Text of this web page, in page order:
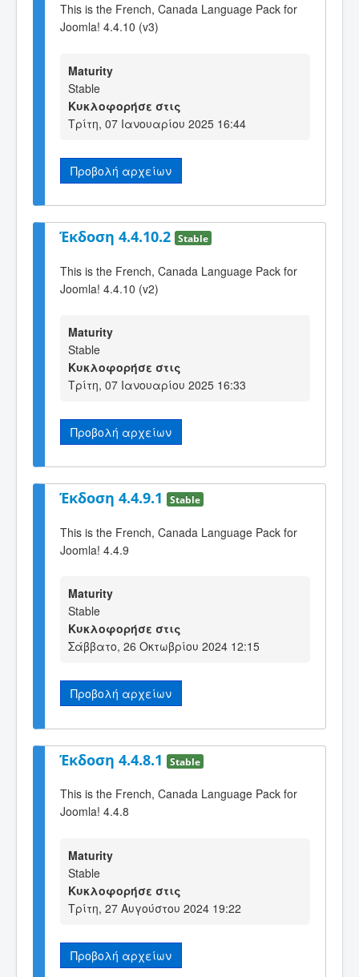
This is the French, Canada Language Pack for
Joomla! 4.4.10 (v3)
Maturity
Stable
Κυκλοφορήσε στις
Τρίτη, 07 Ιανουαρίου 2025 16:44
Προβολή αρχείων
Έκδοση 4.4.10.2 Stable
This is the French, Canada Language Pack for
Joomla! 4.4.10 (v2)
Maturity
Stable
Κυκλοφορήσε στις
Τρίτη, 07 Ιανουαρίου 2025 16:33
Προβολή αρχείων
Έκδοση 4.4.9.1 Stable
This is the French, Canada Language Pack for
Joomla! 4.4.9
Maturity
Stable
Κυκλοφορήσε στις
Σάββατο, 26 Οκτωβρίου 2024 12:15
Προβολή αρχείων
Έκδοση 4.4.8.1 Stable
This is the French, Canada Language Pack for
Joomla! 4.4.8
Maturity
Stable
Κυκλοφορήσε στις
Τρίτη, 27 Αυγούστου 2024 19:22
Προβολή αρχείων